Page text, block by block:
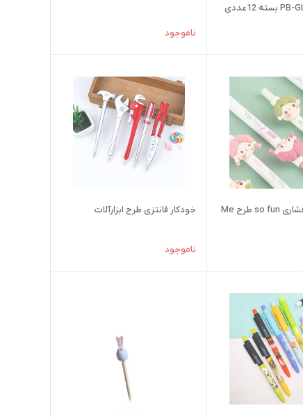
ناموجود
روان نویس فشاری so fun طرح Me
خودکار فانتزی طرح ابزارآلات
ناموجود